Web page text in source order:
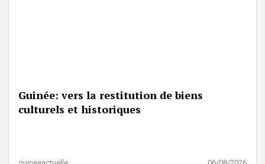
Guinée: vers la restitution de biens
culturels et historiques